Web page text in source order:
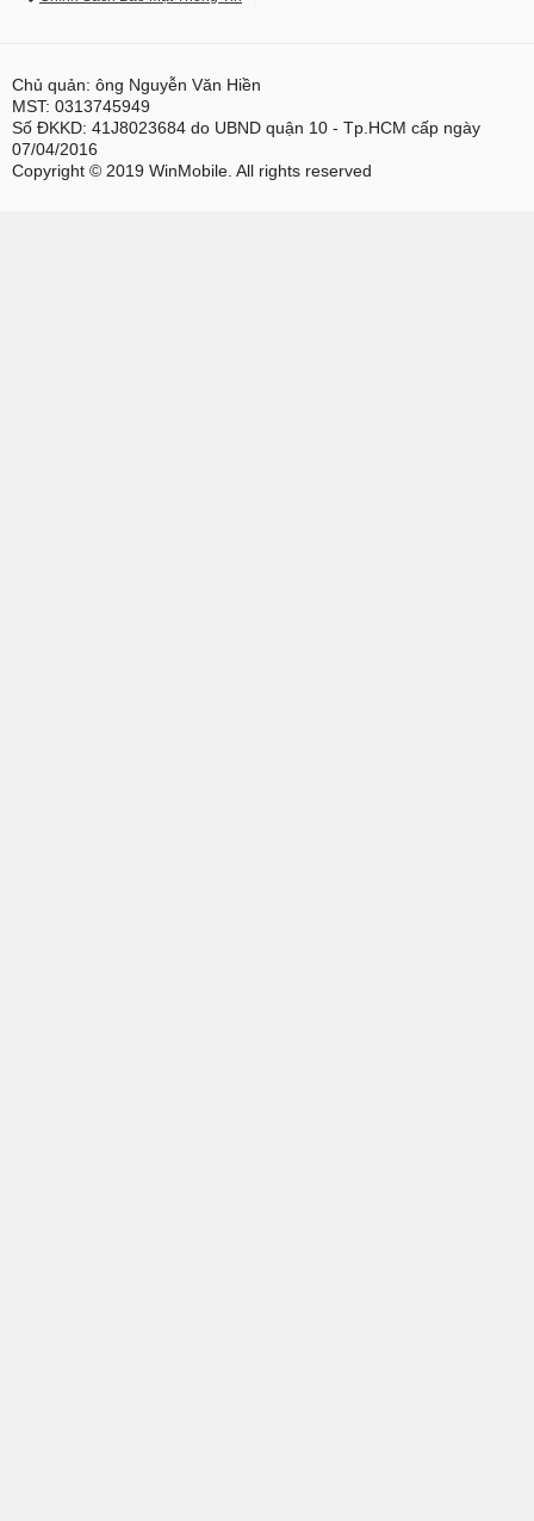
Chủ quản: ông Nguyễn Văn Hiền
MST: 0313745949
Số ĐKKD: 41J8023684 do UBND quận 10 - Tp.HCM cấp ngày
07/04/2016
Copyright © 2019 WinMobile. All rights reserved